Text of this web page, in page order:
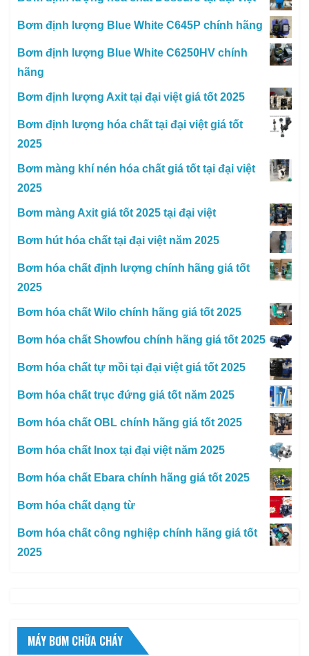
Bơm định lượng Blue White C645P chính hãng
Bơm định lượng Blue White C6250HV chính
hãng
Bơm định lượng Axit tại đại việt giá tốt 2025
Bơm định lượng hóa chất tại đại việt giá tốt
2025
Bơm màng khí nén hóa chất giá tốt tại đại việt
2025
Bơm màng Axit giá tốt 2025 tại đại việt
Bơm hút hóa chất tại đại việt năm 2025
Bơm hóa chất định lượng chính hãng giá tốt
2025
Bơm hóa chất Wilo chính hãng giá tốt 2025
Bơm hóa chất Showfou chính hãng giá tốt 2025
Bơm hóa chất tự mồi tại đại việt giá tốt 2025
Bơm hóa chất trục đứng giá tốt năm 2025
Bơm hóa chất OBL chính hãng giá tốt 2025
Bơm hóa chất Inox tại đại việt năm 2025
Bơm hóa chất Ebara chính hãng giá tốt 2025
Bơm hóa chất dạng từ
Bơm hóa chất công nghiệp chính hãng giá tốt
2025
MÁY BƠM CHỮA CHÁY